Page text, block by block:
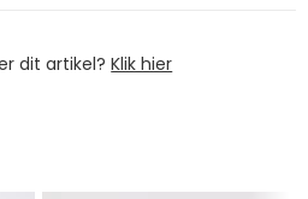
dit artikel?Klik hier